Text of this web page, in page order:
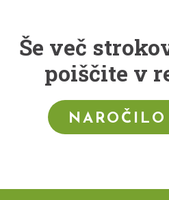
Še več
poiščite v